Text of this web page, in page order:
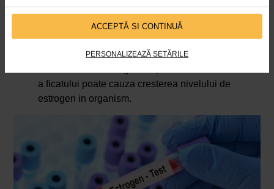
ACCEPTĂ SI CONTINUĂ
PERSONALIZEAZĂ SETĂRILE
Consumul excesiv de alcool poate perturba
echilibrul hormonal si poate duce la niveluri ridicate
de estrogen.
Boli ale ficatului - Ficatul este responsabil pentru
a ficatului poate cauza cresterea nivelului de
estrogen in organism.